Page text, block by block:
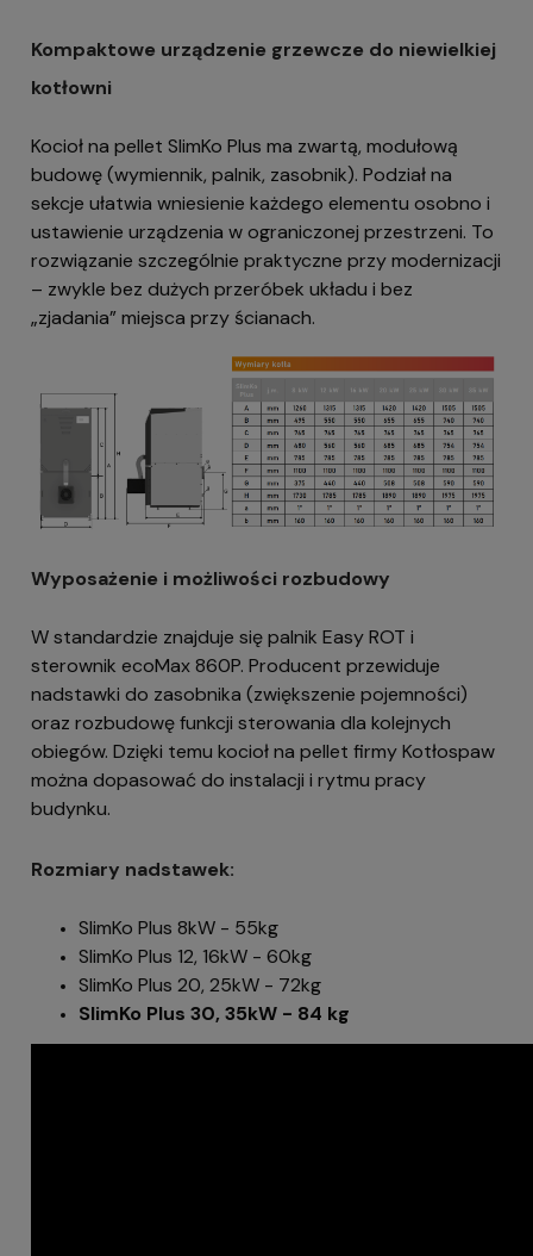
Kompaktowe urządzenie grzewcze do niewielkiej
kotłowni
Kocioł na pellet SlimKo Plus ma zwartą, modułową
budowę (wymiennik, palnik, zasobnik). Podział na
sekcje ułatwia wniesienie każdego elementu osobno i
ustawienie urządzenia w ograniczonej przestrzeni. To
rozwiązanie szczególnie praktyczne przy modernizacji
– zwykle bez dużych przeróbek układu i bez
„zjadania” miejsca przy ścianach.
Wyposażenie i możliwości rozbudowy
W standardzie znajduje się palnik Easy ROT i
sterownik ecoMax 860P. Producent przewiduje
nadstawki do zasobnika (zwiększenie pojemności)
oraz rozbudowę funkcji sterowania dla kolejnych
obiegów. Dzięki temu kocioł na pellet firmy Kotłospaw
można dopasować do instalacji i rytmu pracy
budynku.
Rozmiary nadstawek:
SlimKo Plus 8kW - 55kg
SlimKo Plus 12, 16kW - 60kg
SlimKo Plus 20, 25kW - 72kg
SlimKo Plus 30, 35kW - 84 kg